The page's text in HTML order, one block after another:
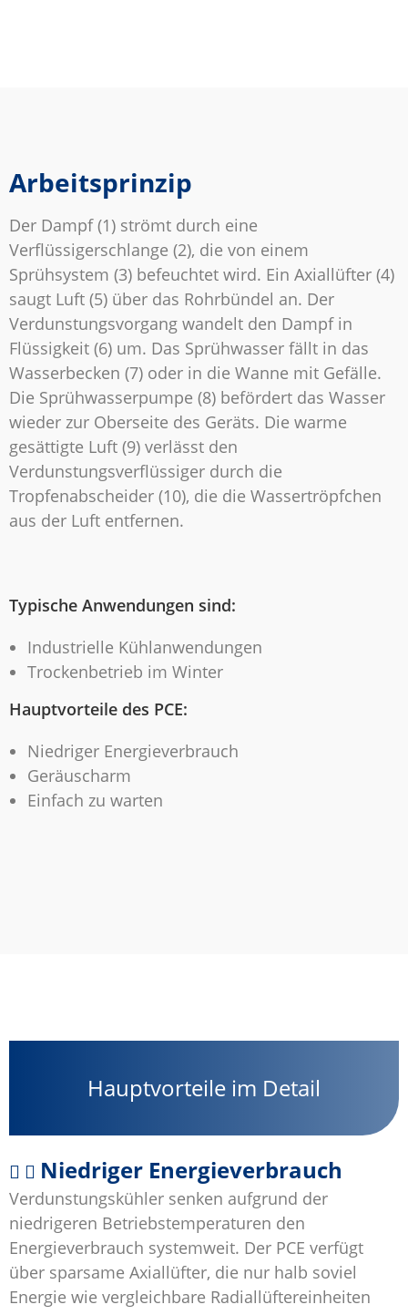
Arbeitsprinzip
Der Dampf (1) strömt durch eine
Verflüssigerschlange (2), die von einem
Sprühsystem (3) befeuchtet wird. Ein Axiallüfter (4)
saugt Luft (5) über das Rohrbündel an. Der
Verdunstungsvorgang wandelt den Dampf in
Flüssigkeit (6) um. Das Sprühwasser fällt in das
Wasserbecken (7) oder in die Wanne mit Gefälle.
Die Sprühwasserpumpe (8) befördert das Wasser
wieder zur Oberseite des Geräts. Die warme
gesättigte Luft (9) verlässt den
Verdunstungsverflüssiger durch die
Tropfenabscheider (10), die die Wassertröpfchen
aus der Luft entfernen.
Typische Anwendungen sind:
Industrielle Kühlanwendungen
Trockenbetrieb im Winter
Hauptvorteile des PCE:
Niedriger Energieverbrauch
Geräuscharm
Einfach zu warten
Hauptvorteile im Detail
Niedriger Energieverbrauch
Verdunstungskühler senken aufgrund der
niedrigeren Betriebstemperaturen den
Energieverbrauch systemweit. Der PCE verfügt
über sparsame Axiallüfter, die nur halb soviel
Energie wie vergleichbare Radiallüftereinheiten